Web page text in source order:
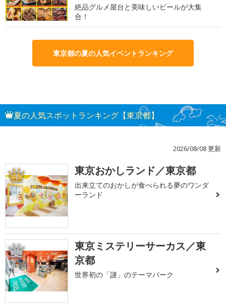
絶品グルメ屋台と美味しいビールが大集
合！
東京都の夏の人気イベントランキング
夏の人気スポットランキング【東京都】
2026/08/08 更新
1 東京おかしランド／東京都
出来立てのおかしが食べられる夢のワンダ
ーランド
2
東京ミステリーサーカス／東
京都
世界初の「謎」のテーマパーク